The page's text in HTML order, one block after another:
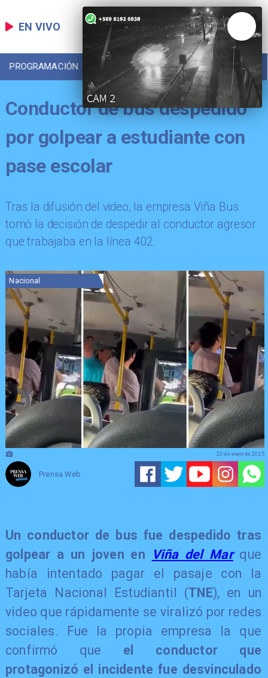
EN VIVO
PROGRAMACIÓN LOCAL DEPORTES
Conductor de bus despedido
por golpear a estudiante con
pase escolar
Tras la difusión del video, la empresa Viña Bus
tomó la decisión de despedir al conductor agresor
que trabajaba en la línea 402.
Nacional
Prensa Web
23 de enero de 2025
Un conductor de bus fue despedido tras
golpear a un joven en
Viña del Marque
había intentado pagar el pasaje con la
Tarjeta Nacional Estudiantil (TNE), en un
video que rápidamente se viralizó por redes
sociales. Fue la propia empresa la que
confirmó que el conductor que
protagonizó el incidente fue desvinculado